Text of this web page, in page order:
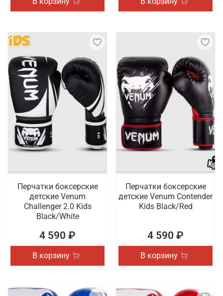
Перчатки боксерские
детские Venum
Challenger 2.0 Kids
Black/White
4 590 ₽
В корзину
Перчатки боксерские
детские Venum Contender
Kids Black/Red
4 590 ₽
В корзину